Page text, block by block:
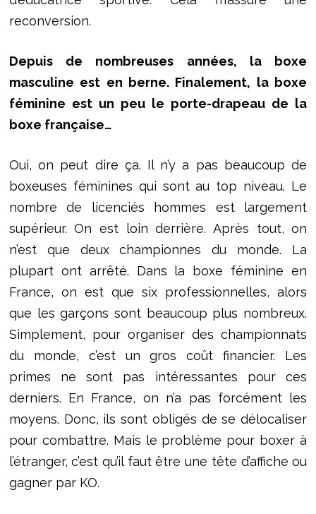
reconversion.
Depuis de nombreuses années, la boxe
masculine est en berne. Finalement, la boxe
féminine est un peu le porte-drapeau de la
boxe française…
Oui, on peut dire ça. Il n’y a pas beaucoup de
boxeuses féminines qui sont au top niveau. Le
nombre de licenciés hommes est largement
supérieur. On est loin derrière. Après tout, on
n’est que deux championnes du monde. La
plupart ont arrêté. Dans la boxe féminine en
France, on est que six professionnelles, alors
que les garçons sont beaucoup plus nombreux.
Simplement, pour organiser des championnats
du monde, c’est un gros coût financier. Les
primes ne sont pas intéressantes pour ces
derniers. En France, on n’a pas forcément les
moyens. Donc, ils sont obligés de se délocaliser
pour combattre. Mais le problème pour boxer à
l’étranger, c’est qu’il faut être une tête d’affiche ou
gagner par KO.